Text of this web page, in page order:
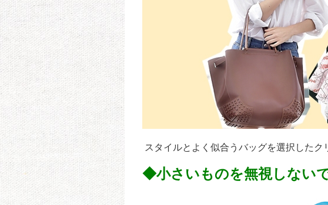
スタイルとよく似合うバッグを選択したク
◆小さいものを無視しない